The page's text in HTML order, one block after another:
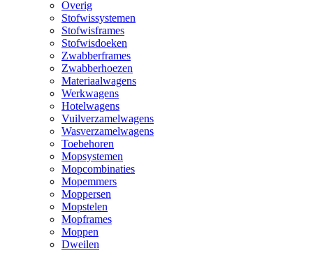
Overig
Stofwissystemen
Stofwisframes
Stofwisdoeken
Zwabberframes
Zwabberhoezen
Materiaalwagens
Werkwagens
Hotelwagens
Vuilverzamelwagens
Wasverzamelwagens
Toebehoren
Mopsystemen
Mopcombinaties
Mopemmers
Moppersen
Mopstelen
Mopframes
Moppen
Dweilen